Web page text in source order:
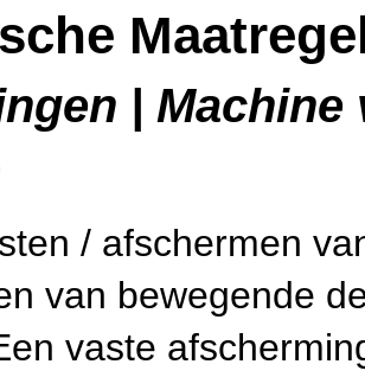
|
/ afschermen
van bewegende
vaste